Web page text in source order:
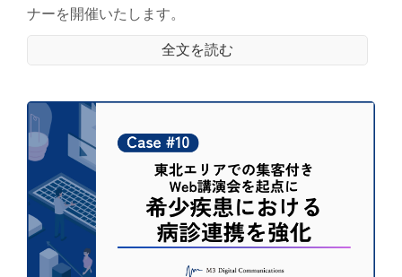
ナーを開催いたします。
全文を読む